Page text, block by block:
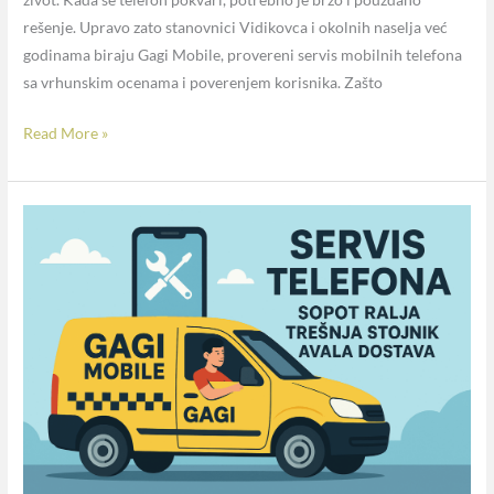
rešenje. Upravo zato stanovnici Vidikovca i okolnih naselja već
godinama biraju Gagi Mobile, provereni servis mobilnih telefona
sa vrhunskim ocenama i poverenjem korisnika. Zašto
Read More »
servis
Mobile
sada
dolazi
u